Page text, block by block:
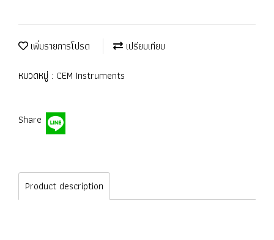
เพิ่มรายการโปรด
เปรียบเทียบ
หมวดหมู่ : CEM Instruments
Share
Product description